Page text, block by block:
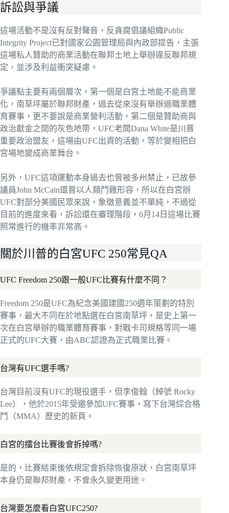
訴訟與爭議
這場活動不是沒有反對聲音，反貪腐倡議組織Public
Integrity Project已對國家公園管理局與內政部提告，主張
這場私人贊助的商業活動在聯邦土地上舉辦違反聯邦規
定，並涉及利益衝突疑慮。
爭議點主要有兩個層次，第一個是白宮土地能不能商業
化，南草坪屬於聯邦財產，過去從來沒有舉辦過職業體
育賽事，更不要說是商業營利活動，第二個是贊助商與
政治獻金之間的灰色地帶，UFC老闆Dana White是川普
重要政治盟友，這場由UFC出資的活動，等於變相把白
宮場地變成商業舞台。
另外，UFC這項運動本身過去也曾被多州禁止，已故參
議員John McCain還曾以人類鬥雞形容，所以在白宮辦
UFC對部分美國民眾來說，象徵意義並不單純，不過從
目前的進度來看，訴訟還在審理階段，6月14日這場比賽
照常進行的機率非常高。
關於川普的白宮UFC 250常見QA
UFC Freedom 250跟一般UFC比賽有什麼不同？
Freedom 250是UFC為紀念美國建國250週年策劃的特別
賽事，最大不同在於地點選在白宮南草坪，是史上第一
次在白宮舉辦的職業體育賽事，對戰卡司規格等同一場
正式的UFC大賽，由ABC認證為正式職業比賽。
台灣有UFC選手嗎?
台灣目前沒有UFC的現役選手，但李俊翰（綽號 Rocky
Lee），他於2015年受邀參加UFC賽事，寫下台灣綜合格
鬥（MMA）歷史的新頁。
白宮的擂台比賽後會拆掉嗎?
是的，比賽結束後依規定會拆除恢復原狀，白宮南草坪
本身仍是聯邦財產，不會永久變更用途。
台灣要怎麼看白宮UFC250?